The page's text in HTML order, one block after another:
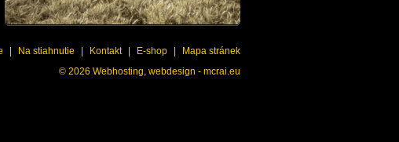
Na stiahnutie Kontakt E-shop
Mapa stránek
© 2026 Webhosting, webdesign - mcrai.eu